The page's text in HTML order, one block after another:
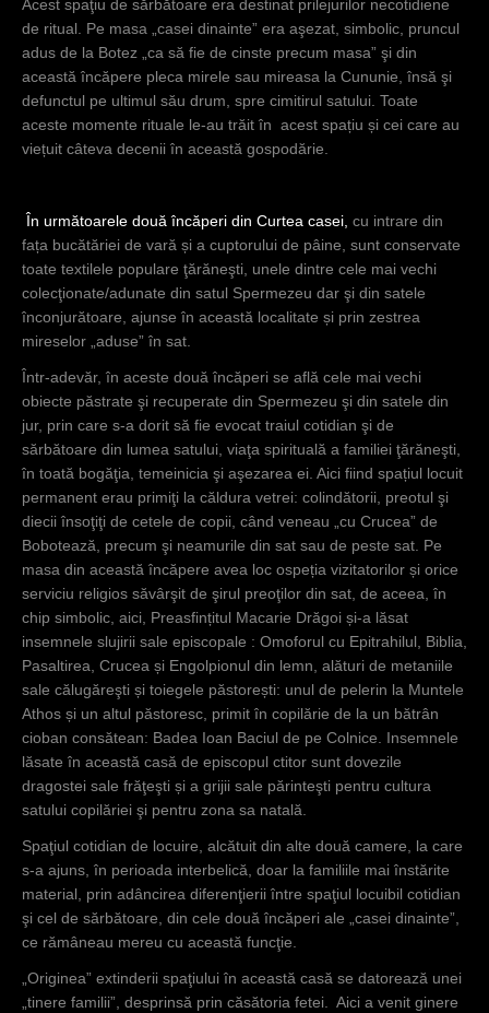
Acest spaţiu de sărbătoare era destinat prilejurilor necotidiene
de ritual. Pe masa „casei dinainte” era aşezat, simbolic, pruncul
adus de la Botez „ca să fie de cinste precum masa” şi din
această încăpere pleca mirele sau mireasa la Cununie, însă şi
defunctul pe ultimul său drum, spre cimitirul satului. Toate
aceste momente rituale le-au trăit în acest spațiu și cei care au
viețuit câteva decenii în această gospodărie.
În următoarele două încăperi din Curtea casei, cu intrare din
fața bucătăriei de vară și a cuptorului de pâine, sunt conservate
toate textilele populare ţărăneşti, unele dintre cele mai vechi
colecţionate/adunate din satul Spermezeu dar şi din satele
înconjurătoare, ajunse în această localitate și prin zestrea
mireselor „aduse” în sat.
Într-adevăr, în aceste două încăperi se află cele mai vechi
obiecte păstrate şi recuperate din Spermezeu şi din satele din
jur, prin care s-a dorit să fie evocat traiul cotidian şi de
sărbătoare din lumea satului, viaţa spirituală a familiei ţărăneşti,
în toată bogăţia, temeinicia şi aşezarea ei. Aici fiind spațiul locuit
permanent erau primiţi la căldura vetrei: colindătorii, preotul şi
diecii însoţiţi de cetele de copii, când veneau „cu Crucea” de
Bobotează, precum şi neamurile din sat sau de peste sat. Pe
masa din această încăpere avea loc ospeția vizitatorilor și orice
serviciu religios săvârşit de şirul preoţilor din sat, de aceea, în
chip simbolic, aici, Preasfințitul Macarie Drăgoi și-a lăsat
insemnele slujirii sale episcopale : Omoforul cu Epitrahilul, Biblia,
Pasaltirea, Crucea și Engolpionul din lemn, alături de metaniile
sale călugăreşti și toiegele păstorești: unul de pelerin la Muntele
Athos și un altul păstoresc, primit în copilărie de la un bătrân
cioban consătean: Badea Ioan Baciul de pe Colnice. Insemnele
lăsate în această casă de episcopul ctitor sunt dovezile
dragostei sale frăţeşti și a grijii sale părinteşti pentru cultura
satului copilăriei şi pentru zona sa natală.
Spaţiul cotidian de locuire, alcătuit din alte două camere, la care
s-a ajuns, în perioada interbelică, doar la familiile mai înstărite
material, prin adâncirea diferenţierii între spaţiul locuibil cotidian
şi cel de sărbătoare, din cele două încăperi ale „casei dinainte”,
ce rămâneau mereu cu această funcţie.
„Originea” extinderii spaţiului în această casă se datorează unei
„tinere familii”, desprinsă prin căsătoria fetei. Aici a venit ginere